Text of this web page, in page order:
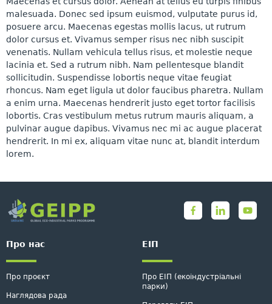
malesuada. Donec sed ipsum euismod, vulputate purus id,
posuere arcu. Maecenas egestas mollis lacus, ut rutrum
dolor cursus et. Vivamus semper risus nec nibh suscipit
venenatis. Nullam vehicula tellus risus, et molestie neque
lacinia et. Sed a rutrum nibh. Nam pellentesque blandit
sollicitudin. Suspendisse lobortis neque vitae feugiat
rhoncus. Nam eget ligula ut dolor faucibus pharetra. Nullam
a enim urna. Maecenas hendrerit justo eget tortor facilisis
lobortis. Cras vestibulum metus rutrum mauris aliquam, a
pulvinar augue dapibus. Vivamus nec mi ac augue placerat
hendrerit. In mi ex, aliquam vitae nunc at, blandit interdum
lorem.
Про нас
Про проєкт
Наглядова рада
ЕІП
Про ЕІП (екоіндустріальні
парки)